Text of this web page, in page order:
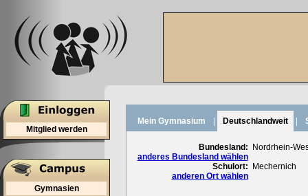
Mitglied werden
Gymnasien
Mein Gymnasium Deutschlandweit
Bundesland:
anderes Bundesland wählen
Nordrhein-
Schulort:
anderen Ort wählen
Mechernich